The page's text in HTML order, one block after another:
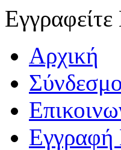
Εγγραφείτε
Αρχική